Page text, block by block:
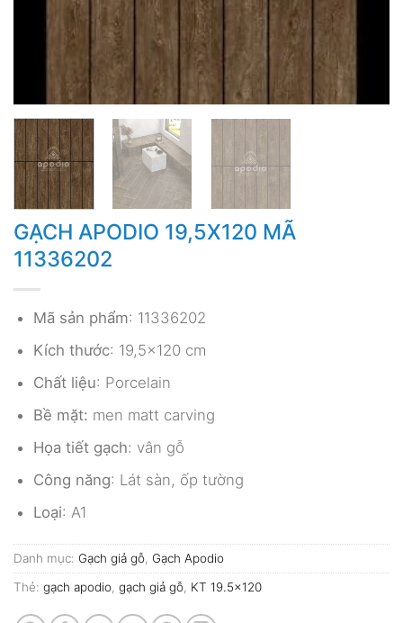
GẠCH APODIO 19,5X120 MÃ
11336202
Mã sản phẩm: 11336202
Kích thước: 19,5×120 cm
Chất liệu: Porcelain
Bề mặt: men matt carving
Họa tiết gạch: vân gỗ
Công năng: Lát sàn, ốp tường
Loại: A1
Danh mục: Gạch giả gỗ, Gạch Apodio
Thẻ: gạch apodio, gạch giả gỗ, KT 19.5x120